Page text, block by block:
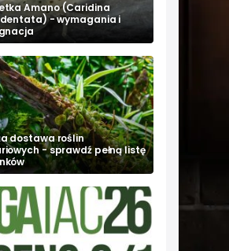
Amano (Caridina
- wymagania i
dostawa roślin
- sprawdź pełną listę